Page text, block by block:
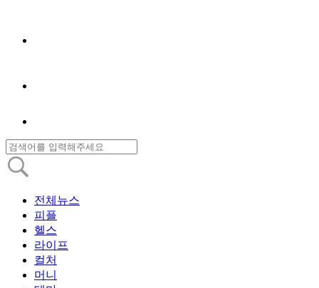
전체뉴스
피플
헬스
라이프
컬처
머니